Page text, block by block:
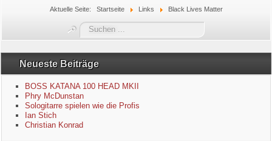
Equipment
GuitarBlog
Kontakt
Aktuelle Seite: Startseite Links Black Lives Matter
Suchen
...
Neueste Beiträge
BOSS KATANA 100 HEAD MKII
Phry McDunstan
Sologitarre spielen wie die Profis
Ian Stich
Christian Konrad